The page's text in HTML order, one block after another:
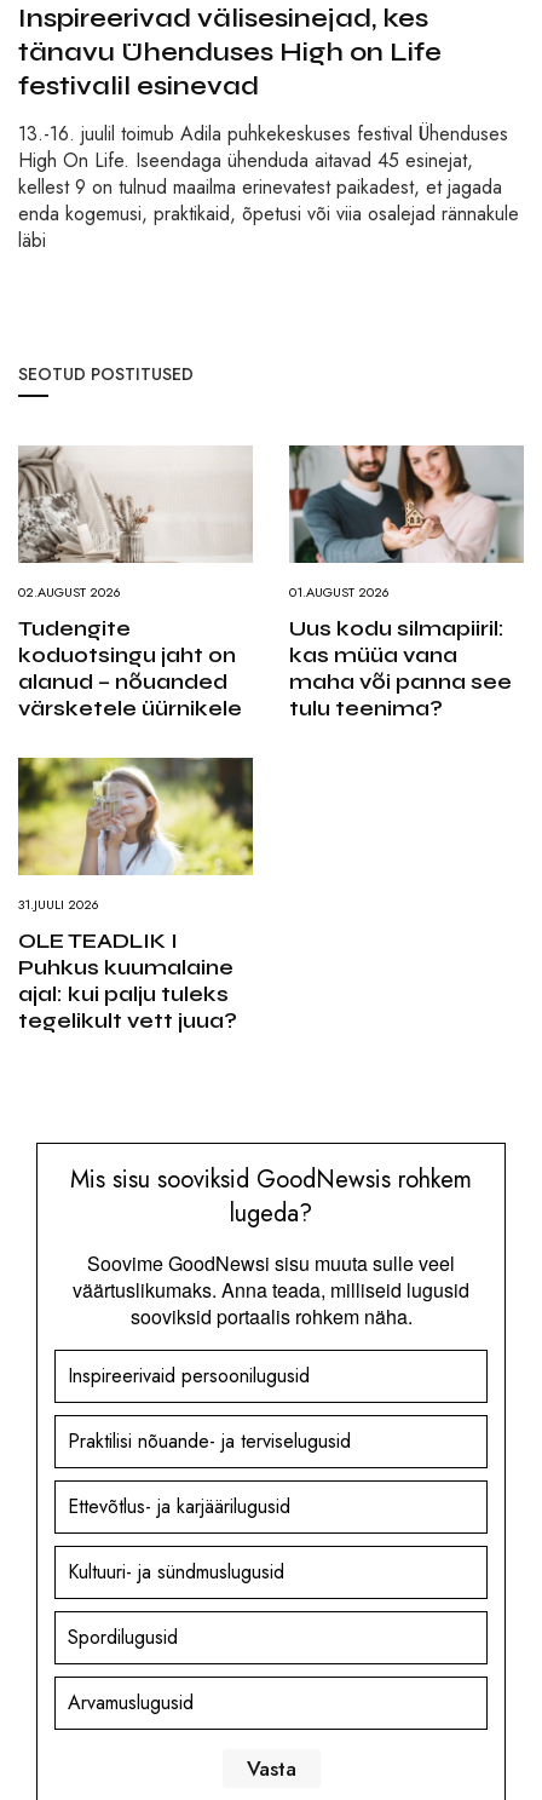
Inspireerivad välisesinejad, kes
tänavu Ühenduses High on Life
festivalil esinevad
13.-16. juulil toimub Adila puhkekeskuses festival Ühenduses
High On Life. Iseendaga ühenduda aitavad 45 esinejat,
kellest 9 on tulnud maailma erinevatest paikadest, et jagada
enda kogemusi, praktikaid, õpetusi või viia osalejad rännakule
läbi
SEOTUD POSTITUSED
02.AUGUST 2026
Tudengite
koduotsingu jaht on
alanud – nõuanded
värsketele üürnikele
01.AUGUST 2026
Uus kodu silmapiiril:
kas müüa vana
maha või panna see
tulu teenima?
31.JUULI 2026
OLE TEADLIK I
Puhkus kuumalaine
ajal: kui palju tuleks
tegelikult vett juua?
Mis sisu sooviksid GoodNewsis rohkem
lugeda?
Soovime GoodNewsi sisu muuta sulle veel
väärtuslikumaks. Anna teada, milliseid lugusid
sooviksid portaalis rohkem näha.
Inspireerivaid persoonilugusid
Praktilisi nõuande- ja terviselugusid
Ettevõtlus- ja karjäärilugusid
Kultuuri- ja sündmuslugusid
Spordilugusid
Arvamuslugusid